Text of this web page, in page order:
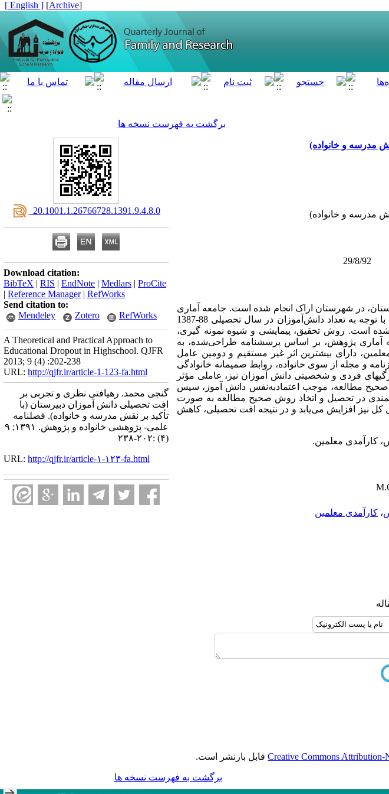
[
Archive
]
[ English ]
برگشت به فهرست نسخه ها
مدرسه و خانواده)
مدرسه و خانواده)
29/8/92
در شهرستان اراک انجام شده است. جامعه آماری
آن، کل دانش ­آموزان مردودی پایه اول مدارس متوسطه ناحیه 2 اراک است. با توجه به تعداد دانش‌آموزان در سال تحصیلی 88-1387
بر اساس فرمول کوکران، 244 نفر محاسبه شده است. روش تحقیق، پیمایشی و شیوه نمونه ­گیری،
آماری پژوهش، بر اساس پرسشنامه طراحی‌شده، به
دارای بیشترین اثر غیر مستقیم و دومین عامل
و مجله از سوی خانواده، روابط صمیمانه خانوادگی
فردی و شخصیتی دانش­ آموزان نیز، عاملی مؤثر
مطالعه، موجب اعتمادبه‌نفس دانش­ آموز، سپس
در تحصیل و اتخاذ روش صحیح مطالعه به صورت
کل نیز افزایش می‌یابد و در نتیجه افت تحصیلی، کاهش
کارآمدی معلمین.
، کارآمدی معلمین
‎ 20.1001.1.26766728.1391.9.4.8.0
Download citation:
BibTeX | RIS | EndNote | Medlars | ProCite
| Reference Manager| RefWorks
Send citation to:
Mendeley
Zotero RefWorks
A Theoretical and Practical Approach to
Educational Dropout in Highschool. QJFR
2013; 9 (4) :202-238
URL: http://qjfr.ir/article-1-123-fa.html
گنجی محمد. رهیافتی نظری و تجربی بر
افت تحصیلی دانش ‌آموزان دبیرستان (با
تأکید بر نقش مدرسه و خانواده). فصلنامه
علمی- پژوهشی خانواده و پژوهش. ۱۳۹۱; ۹
(۴) :۲۰۲-۲۳۸
URL: http://qjfr.ir/article-۱-۱۲۳-fa.html
Creative Commons Attribution- قابل بازنشر است.
برگشت به فهرست نسخه ها